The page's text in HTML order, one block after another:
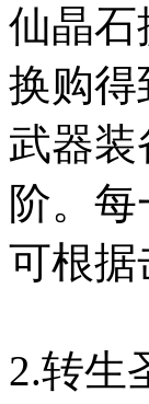
仙晶石
换购得
武器
阶。
可根据
2.转生